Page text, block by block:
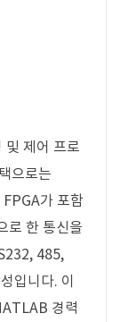
및 제어 프로
으로는
가 포함
로 한 통신을
485,
입니다. 이
경력